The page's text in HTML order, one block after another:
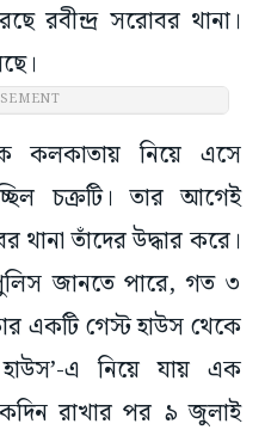
রবীন্দ্র সরোবর থানা।
কলকাতায় নিয়ে এসে
চক্রটি। তার আগেই
থানা তাঁদের উদ্ধার করে।
জানতে পারে, গত ৩
একটি গেস্ট হাউস থেকে
এ নিয়ে যায় এক
রাখার পর ৯ জুলাই